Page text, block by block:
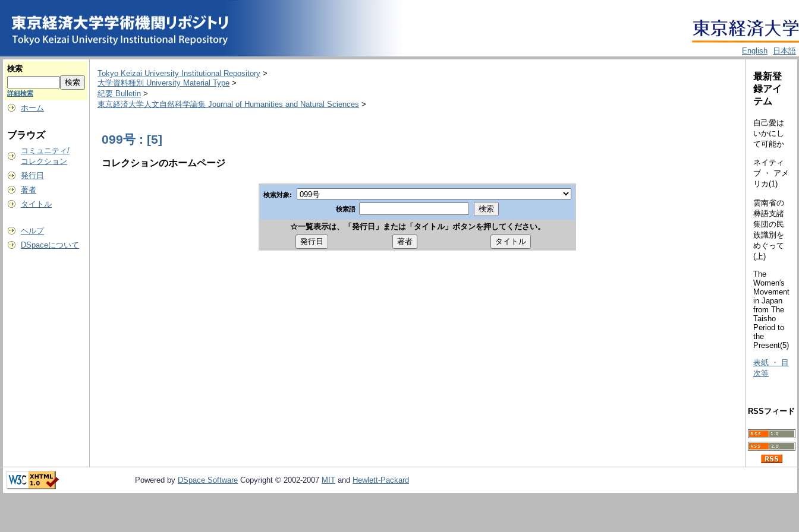
English
日本語
検索
詳細検索
ホーム
ブラウズ
コミュニティ/
コレクション
発行日
著者
タイトル
ヘルプ
DSpaceについて
Tokyo Keizai University Institutional Repository >
大学資料種別 University Material Type >
紀要 Bulletin >
東京経済大学人文自然科学論集 Journal of Humanities and Natural Sciences >
099号 : [5]
コレクションのホームページ
検索対象:
検索語
☆一覧表示は、「発行日」または「タイトル」ボタンを押してください。
最新登
録アイ
テム
自己愛は
いかにし
て可能か
ネイティ
ブ ・ アメ
リカ(1)
雲南省の
彝語支諸
集団の民
族識別を
めぐって
(上)
The
Women′s
Movement
in Japan
from The
Taisho
Period to
the
Present(5)
表紙 ・ 目
次等
RSSフィード
Powered by DSpace Software Copyright © 2002-2007 MIT and Hewlett-Packard